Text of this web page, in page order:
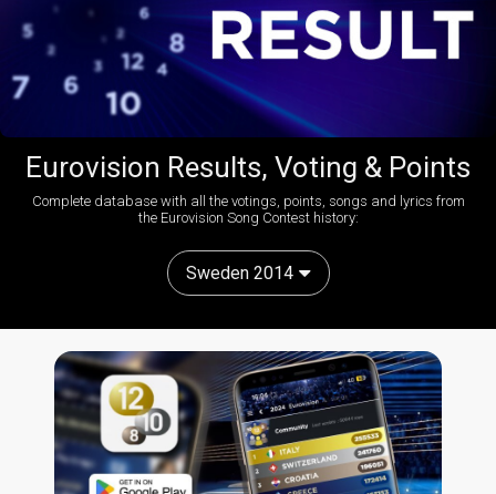
Eurovision Results, Voting & Points
Complete database with all the votings, points, songs and lyrics from
the Eurovision Song Contest history:
Sweden 2014